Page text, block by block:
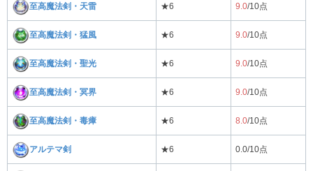
至高魔法剣・天雷 ★6 9.0/10点
至高魔法剣・猛風 ★6 9.0/10点
至高魔法剣・聖光 ★6 9.0/10点
至高魔法剣・冥界 ★6 9.0/10点
至高魔法剣・毒瘴 ★6 8.0/10点
アルテマ剣 ★6 0.0/10点